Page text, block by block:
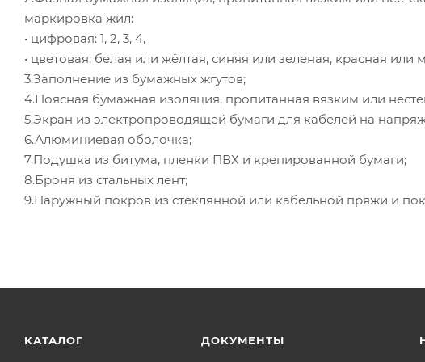
маркировка жил:
• цифровая: 1, 2, 3, 4,
• цветовая: белая или жёлтая, синяя или зеленая, красная
3.Заполнение из бумажных жгутов;
4.Поясная бумажная изоляция, пропитанная вязким или
5.Экран из электропроводящей бумаги для кабелей на
6.Алюминиевая оболочка;
7.Подушка из битума, пленки ПВХ и крепированной бумаги;
8.Броня из стальных лент;
9.Наружный покров из стеклянной или кабельной пряжи и
КАТАЛОГ ДОКУМЕНТЫ